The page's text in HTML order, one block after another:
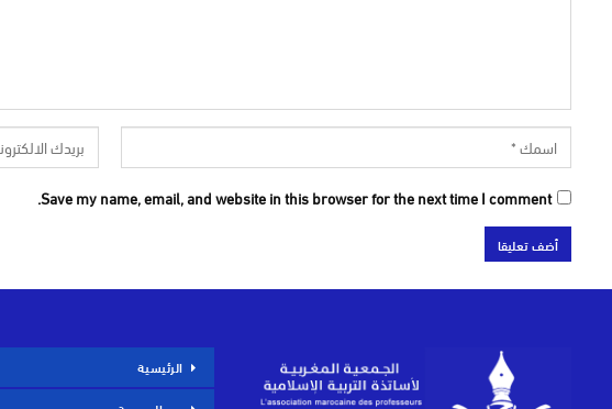
Save my name, email, and website in this browser for the next time I comment.
الرئيسية